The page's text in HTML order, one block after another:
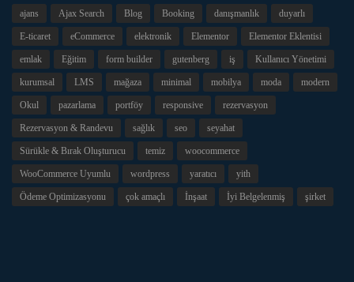
ajans Ajax Search Blog Booking danışmanlık duyarlı
E-ticaret eCommerce elektronik Elementor Elementor Eklentisi
emlak Eğitim form builder gutenberg iş Kullanıcı Yönetimi
kurumsal LMS mağaza minimal mobilya moda modern
Okul pazarlama portföy responsive rezervasyon
Rezervasyon & Randevu sağlık seo seyahat
Sürükle & Bırak Oluşturucu temiz woocommerce
WooCommerce Uyumlu wordpress yaratıcı yith
Ödeme Optimizasyonu çok amaçlı İnşaat İyi Belgelenmiş şirket